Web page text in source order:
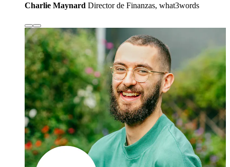
Charlie Maynard Director de Finanzas, what3words